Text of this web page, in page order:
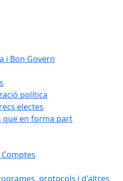
i Bon Govern
política
electes
que en forma part
protocols i d'altres